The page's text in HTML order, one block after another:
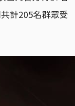
計205名群眾受